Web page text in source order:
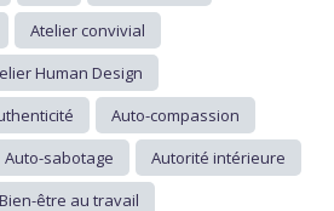
Atelier convivial
Human Design
Auto-compassion
Auto-sabotage
Autorité intérieure
Bien-être au travail